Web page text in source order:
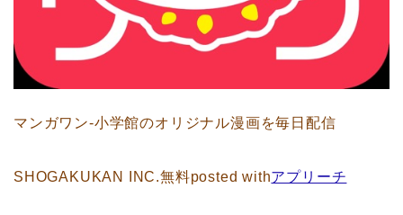
マンガワン-小学館のオリジナル漫画を毎日配信
SHOGAKUKAN INC.無料posted withアプリーチ